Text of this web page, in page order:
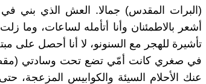
(البرات المقدس) جمالا. العش الذي بني
أشعر بالاطمئنان وأنا أتأمله لساعات،
تأشيرة للهجر مع السنونو، لا أنا أحصل على
في صغري كانت أمّي تضع تحت وسادتي
عنك الأحلام السيئة والكوابيس المزعجة،